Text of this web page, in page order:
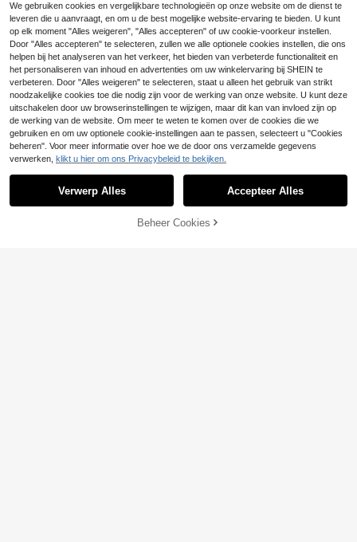
EU Warehouse
SHEIN Dames herfst h
oge hals holle uit raglanmouwen los
se casual pullover trui
22.27€
SHOP NU
We gebruiken cookies en vergelijkbare technologieën op onze website om de dienst te
leveren die u aanvraagt, en om u de best mogelijke website-ervaring te bieden. U kunt
op elk moment "Alles weigeren", "Alles accepteren" of uw cookie-voorkeur instellen.
Door "Alles accepteren" te selecteren, zullen we alle optionele cookies instellen, die ons
helpen bij het analyseren van het verkeer, het bieden van verbeterde functionaliteit en
het personaliseren van inhoud en advertenties om uw winkelervaring bij SHEIN te
verbeteren. Door "Alles weigeren" te selecteren, staat u alleen het gebruik van strikt
noodzakelijke cookies toe die nodig zijn voor de werking van onze website. U kunt deze
uitschakelen door uw browserinstellingen te wijzigen, maar dit kan van invloed zijn op
de werking van de website. Om meer te weten te komen over de cookies die we
gebruiken en om uw optionele cookie-instellingen aan te passen, selecteert u "Cookies
beheren". Voor meer informatie over hoe we de door ons verzamelde gegevens
verwerken, klikt u hier om ons Privacybeleid te bekijken.
Verwerp Alles Accepteer Alles
Beheer Cookies